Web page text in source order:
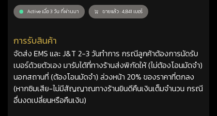
Active เมื่อ 3 วัน ที่ผ่านมา ขายแล้ว : 4,841 เบอร์
การรับสินค้า
จัดส่ง EMS และ J&T 2-3 วันทำการ กรณีลูกค้าต้องการนัดรับ
เบอร์ด้วยตัวเอง มารับได้ที่ทางร้านส่งพิกัดให้ (ไม่ต้องโอนมัดจำ)
นอกสถานที่ (ต้องโอนมัดจำ) ล่วงหน้า 20% ของราคาที่ตกลง
(หากซิมเสีย-ไม่มีสัญญาณทางร้านยินดีคืนเงินเต็มจำนวน กรณี
อื่นงดเปลี่ยนหรือคืนเงิน)